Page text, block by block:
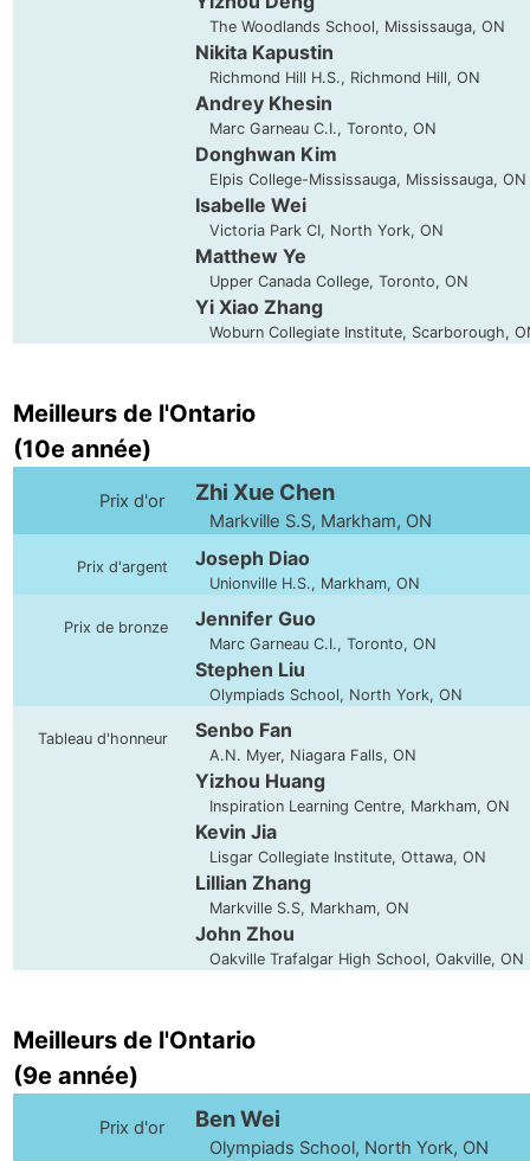
The Woodlands School, Mississauga, ON
Nikita Kapustin
Richmond Hill H.S., Richmond Hill, ON
Andrey Khesin
Marc Garneau C.I., Toronto, ON
Donghwan Kim
Elpis College-Mississauga, Mississauga, ON
Isabelle Wei
Victoria Park CI, North York, ON
Matthew Ye
Upper Canada College, Toronto, ON
Yi Xiao Zhang
Woburn Collegiate Institute, Scarborough,
Meilleurs de l'Ontario
(10e année)
Prix d'or Zhi Xue Chen
Markville S.S, Markham, ON
Prix d'argent Joseph Diao
Unionville H.S., Markham, ON
Prix de bronze Jennifer Guo
Marc Garneau C.I., Toronto, ON
Stephen Liu
Olympiads School, North York, ON
Tableau d'honneur Senbo Fan
A.N. Myer, Niagara Falls, ON
Yizhou Huang
Inspiration Learning Centre, Markham, ON
Kevin Jia
Lisgar Collegiate Institute, Ottawa, ON
Lillian Zhang
Markville S.S, Markham, ON
John Zhou
Oakville Trafalgar High School, Oakville, ON
Meilleurs de l'Ontario
(9e année)
Prix d'or Ben Wei
Olympiads School, North York, ON